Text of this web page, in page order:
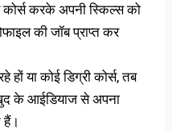
कोर्स करके अपनी स्किल्स को
की जॉब प्राप्त कर
या कोई डिग्री कोर्स, तब
के आईडियाज से अपना